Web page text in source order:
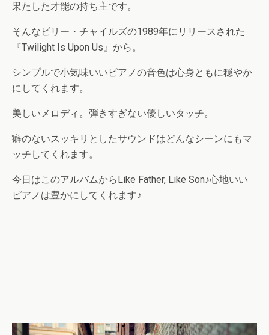
果たした才能の持ち主です。
そんなビリー・チャイルズの1989年にリリースされた
『Twilight Is Upon Us』から。
シンプルで小気味いいピアノの音色は心身ともに穏やか
にしてくれます。
美しいメロディ。弾きすぎない優しいタッチ。
癖のないスッキリとしたサウンドはどんなシーンにもマ
ッチしてくれます。
今日はこのアルバムからLike Father, Like Son♪心地いい
ピアノは豊かにしてくれます♪